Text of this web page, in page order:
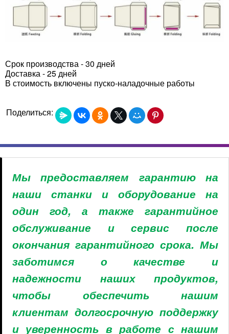
Срок производства - 30 дней
Доставка - 25 дней
В стоимость включены пуско-наладочные работы
Поделиться:
Мы предоставляем гарантию на
наши станки и оборудование на
один год, а также гарантийное
обслуживание и сервис после
окончания гарантийного срока. Мы
заботимся о качестве и
надежности наших продуктов,
чтобы обеспечить нашим
клиентам долгосрочную поддержку
и уверенность в работе с нашим